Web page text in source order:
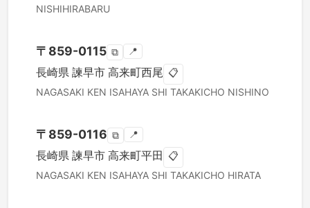
NISHIHIRABARU
〒 859-0115 ⧉ 📍
長崎県 諫早市 高来町西尾 📋
NAGASAKI KEN ISAHAYA SHI TAKAKICHO NISHINO
〒 859-0116 ⧉ 📍
長崎県 諫早市 高来町平田 📋
NAGASAKI KEN ISAHAYA SHI TAKAKICHO HIRATA